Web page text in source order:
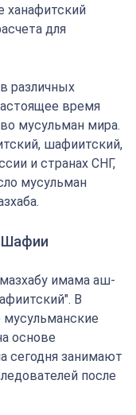
ханафитский
для
различных
время
мусульман мира.
шафиитский,
и странах СНГ,
мусульман
Шафии
имама аш-
В
основе
сегодня занимают
после